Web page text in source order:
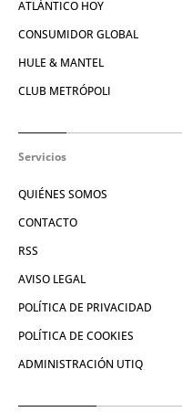
ATLÁNTICO HOY
CONSUMIDOR GLOBAL
HULE & MANTEL
CLUB METRÓPOLI
Servicios
QUIÉNES SOMOS
CONTACTO
RSS
AVISO LEGAL
POLÍTICA DE PRIVACIDAD
POLÍTICA DE COOKIES
ADMINISTRACIÓN UTIQ